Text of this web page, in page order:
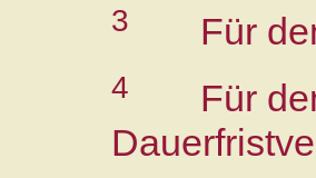
3 Für
4 Für